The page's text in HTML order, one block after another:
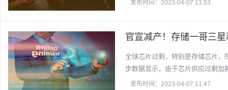
发布时间：2023-04-07 11:53
官宣减产！存储一哥三
全球芯片过剩，特别是存储芯片，
步数据显示，由于芯片供应过剩加
发布时间：2023-04-07 11:47